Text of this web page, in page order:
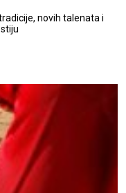
novih talenata i